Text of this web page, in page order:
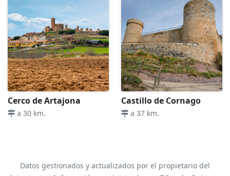
Cerco de Artajona
a 30 km.
Castillo de Cornago
a 37 km.
Datos gestionados y actualizados por el propietario del